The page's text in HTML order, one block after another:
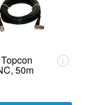
50m
i